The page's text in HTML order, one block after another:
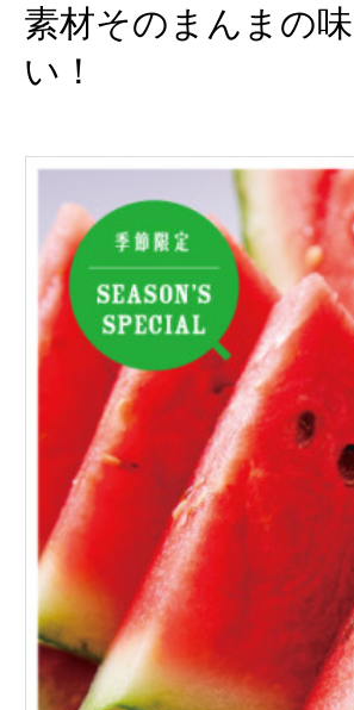
素材そのまんまの
い！